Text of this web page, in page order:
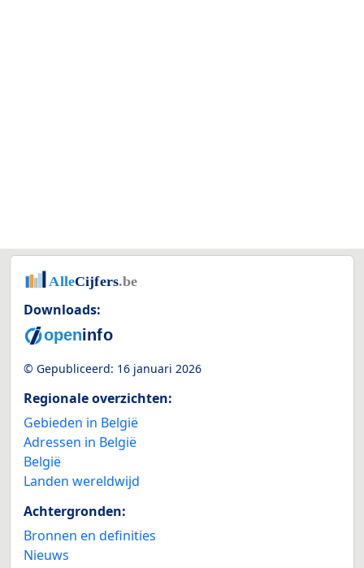
Downloads:
© Gepubliceerd: 16 januari 2026
Regionale overzichten:
Gebieden in België
Adressen in België
België
Landen wereldwijd
Achtergronden:
Bronnen en definities
Nieuws